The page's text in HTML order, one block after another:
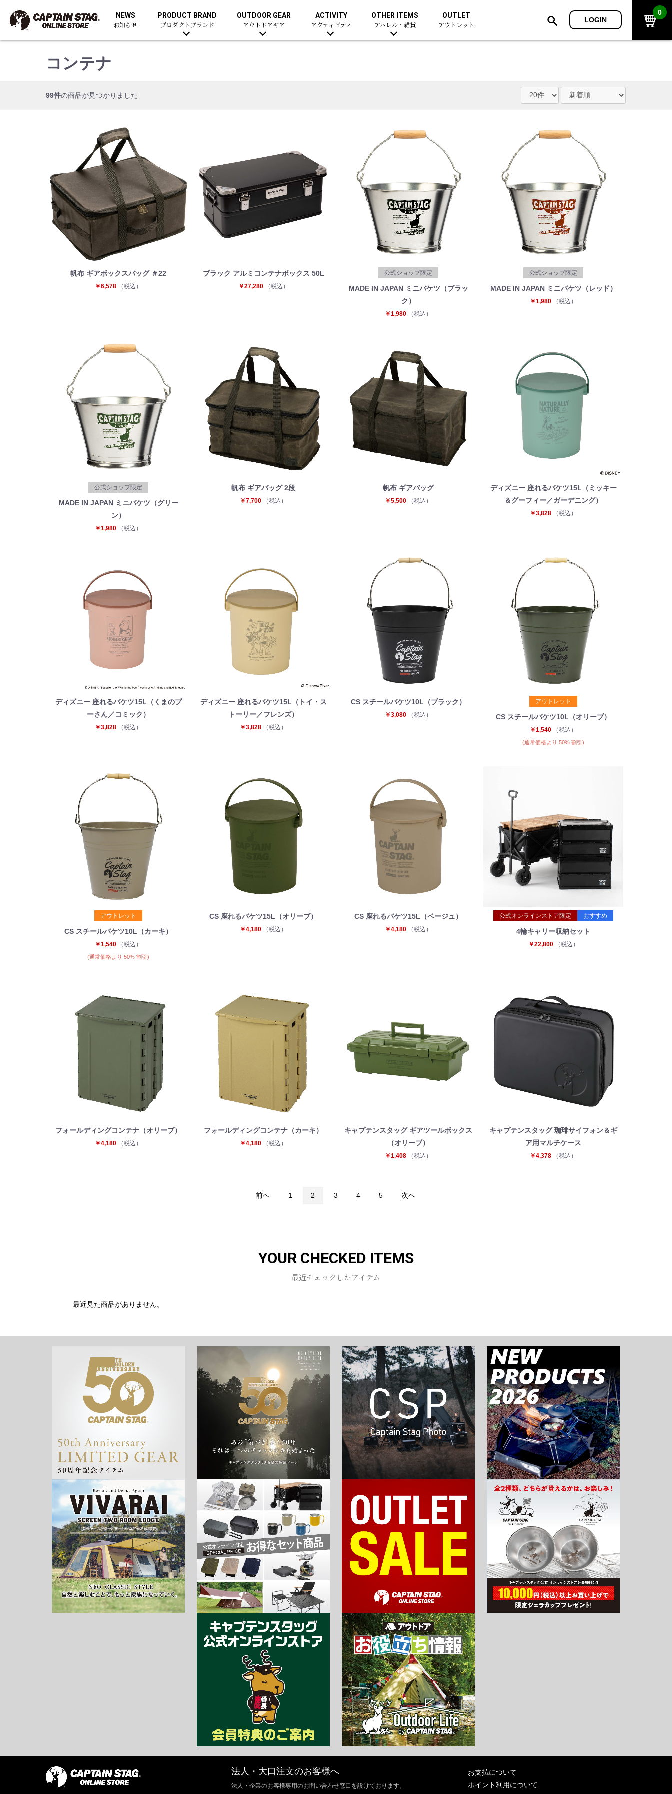
NEWS
お知らせ
PRODUCT BRAND
プロダクトブランド
OUTDOOR GEAR
アウトドアギア
ACTIVITY
アクティビティ
OTHER ITEMS
アパレル・雑貨
OUTLET
アウトレット
LOGIN
0
コンテナ
99件の商品が見つかりました
帆布 ギアボックスバッグ ＃22
￥6,578 （税込）
ブラック アルミコンテナボックス 50L
￥27,280 （税込）
公式ショップ限定
MADE IN JAPAN ミニバケツ（ブラッ
ク）
￥1,980 （税込）
公式ショップ限定
MADE IN JAPAN ミニバケツ（レッド）
￥1,980 （税込）
公式ショップ限定
MADE IN JAPAN ミニバケツ（グリー
ン）
￥1,980 （税込）
帆布 ギアバッグ 2段
￥7,700 （税込）
帆布 ギアバッグ
￥5,500 （税込）
ディズニー 座れるバケツ15L（ミッキー
＆グーフィー／ガーデニング）
￥3,828 （税込）
ディズニー 座れるバケツ15L（くまのプ
ーさん／コミック）
￥3,828 （税込）
ディズニー 座れるバケツ15L（トイ・ス
トーリー／フレンズ）
￥3,828 （税込）
CS スチールバケツ10L（ブラック）
￥3,080 （税込）
アウトレット
CS スチールバケツ10L（オリーブ）
￥1,540 （税込）
(通常価格より 50% 割引)
アウトレット
CS スチールバケツ10L（カーキ）
￥1,540 （税込）
(通常価格より 50% 割引)
CS 座れるバケツ15L（オリーブ）
￥4,180 （税込）
CS 座れるバケツ15L（ベージュ）
￥4,180 （税込）
公式オンラインストア限定 おすすめ
4輪キャリー収納セット
￥22,800 （税込）
フォールディングコンテナ（オリーブ）
￥4,180 （税込）
フォールディングコンテナ（カーキ）
￥4,180 （税込）
キャプテンスタッグ ギアツールボックス
（オリーブ）
￥1,408 （税込）
キャプテンスタッグ 珈琲サイフォン＆ギ
ア用マルチケース
￥4,378 （税込）
前へ 1 2 3 4 5 次へ
YOUR CHECKED ITEMS
最近チェックしたアイテム
最近見た商品がありません。
法人・大口注文のお客様へ
法人・企業のお客様専用のお問い合わせ窓口を設けております。
お支払について
ポイント利用について